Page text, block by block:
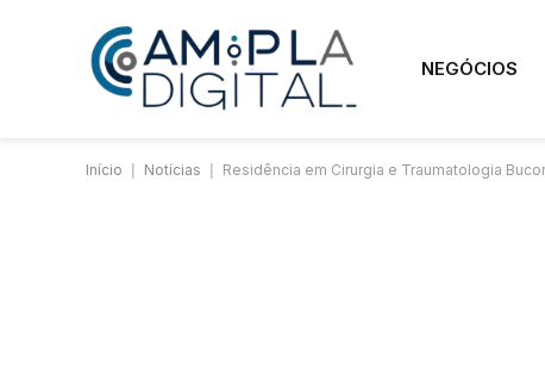
NEGÓCIOS
Início Notícias Residência em Cirurgia e Traumatologia